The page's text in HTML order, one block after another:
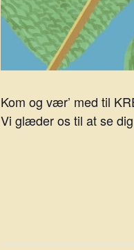
Kom og vær’ med til
Vi glæder os til at se